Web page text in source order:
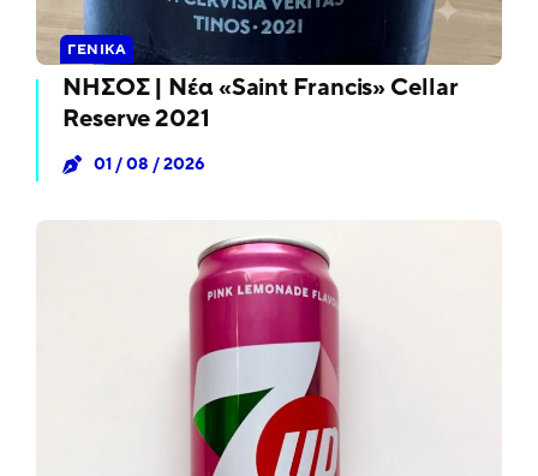
ΓΕΝΙΚΆ
ΝΗΣΟΣ | Νέα «Saint Francis» Cellar
Reserve 2021
01 / 08 / 2026